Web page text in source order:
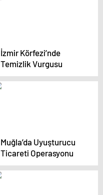
İzmir Körfezi’nde
Temizlik Vurgusu
Muğla’da Uyuşturucu
Ticareti Operasyonu